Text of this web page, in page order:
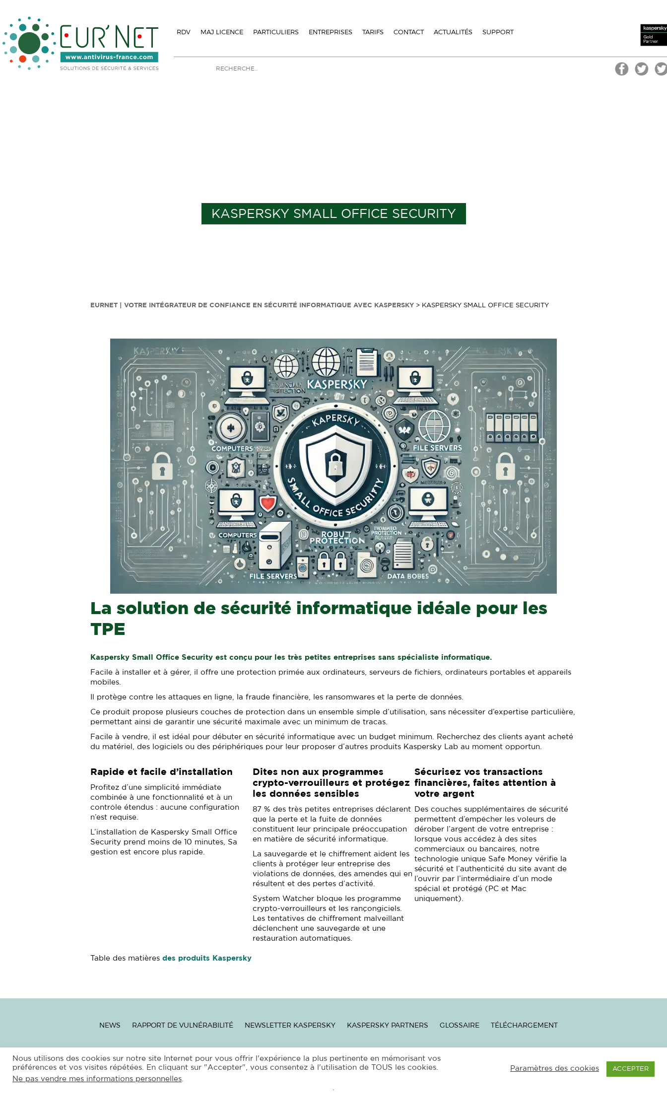
RDV MAJ LICENCE PARTICULIERS ENTREPRISES TARIFS CONTACT ACTUALITÉS SUPPORT
KASPERSKY SMALL OFFICE SECURITY
EURNET | VOTRE INTÉGRATEUR DE CONFIANCE EN SÉCURITÉ INFORMATIQUE AVEC KASPERSKY > KASPERSKY SMALL OFFICE SECURITY
La solution de sécurité informatique idéale pour les
TPE
Kaspersky Small Office Security est conçu pour les très petites entreprises sans spécialiste informatique.
Facile à installer et à gérer, il offre une protection primée aux ordinateurs, serveurs de fichiers, ordinateurs portables et appareils
mobiles.
Il protège contre les attaques en ligne, la fraude financière, les ransomwares et la perte de données.
Ce produit propose plusieurs couches de protection dans un ensemble simple d’utilisation, sans nécessiter d’expertise particulière,
permettant ainsi de garantir une sécurité maximale avec un minimum de tracas.
Facile à vendre, il est idéal pour débuter en sécurité informatique avec un budget minimum. Recherchez des clients ayant acheté
du matériel, des logiciels ou des périphériques pour leur proposer d’autres produits Kaspersky Lab au moment opportun.
Rapide et facile d’installation
Profitez d’une simplicité immédiate
combinée à une fonctionnalité et à un
contrôle étendus : aucune configuration
n’est requise.
L’installation de Kaspersky Small Office
Security prend moins de 10 minutes, Sa
gestion est encore plus rapide.
Dites non aux programmes
crypto-verrouilleurs et protégez
les données sensibles
87 % des très petites entreprises déclarent
que la perte et la fuite de données
constituent leur principale préoccupation
en matière de sécurité informatique.
La sauvegarde et le chiffrement aident les
clients à protéger leur entreprise des
violations de données, des amendes qui en
résultent et des pertes d’activité.
System Watcher bloque les programme
crypto-verrouilleurs et les rançongiciels.
Les tentatives de chiffrement malveillant
déclenchent une sauvegarde et une
restauration automatiques.
Sécurisez vos transactions
financières, faites attention à
votre argent
Des couches supplémentaires de sécurité
permettent d’empêcher les voleurs de
dérober l’argent de votre entreprise :
lorsque vous accédez à des sites
commerciaux ou bancaires, notre
technologie unique Safe Money vérifie la
sécurité et l’authenticité du site avant de
l’ouvrir par l’intermédiaire d’un mode
spécial et protégé (PC et Mac
uniquement).
Table des matières des produits Kaspersky
NEWS RAPPORT DE VULNÉRABILITÉ NEWSLETTER KASPERSKY KASPERSKY PARTNERS GLOSSAIRE TÉLÉCHARGEMENT
PROTECTION DES DONNÉES PERSONNELLES MENTIONS LÉGALES
Nous utilisons des cookies sur notre site Internet pour vous offrir l'expérience la plus pertinente en mémorisant vos
préférences et vos visites répétées. En cliquant sur "Accepter", vous consentez à l'utilisation de TOUS les cookies.
Ne pas vendre mes informations personnelles
Paramètres des cookies ACCEPTER
.